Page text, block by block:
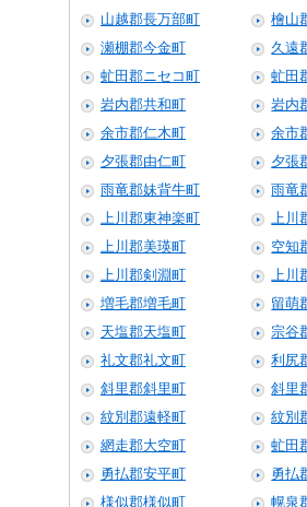
山越郡長万部町
檜山
瀬棚郡今金町
久遠
虻田郡ニセコ町
虻田
岩内郡共和町
岩内
余市郡仁木町
余市
夕張郡由仁町
夕張
雨竜郡妹背牛町
雨竜
上川郡東神楽町
上川
上川郡美瑛町
空知
上川郡剣淵町
上川
増毛郡増毛町
留萌
天塩郡天塩町
宗谷
礼文郡礼文町
利尻
斜里郡斜里町
斜里
紋別郡遠軽町
紋別
網走郡大空町
虻田
勇払郡安平町
勇払
様似郡様似町
幌泉